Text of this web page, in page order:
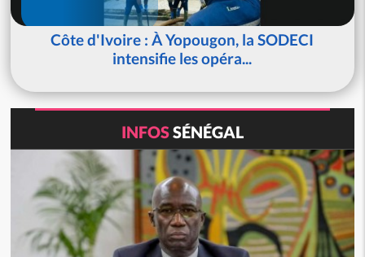
Côte d'Ivoire : À Yopougon, la SODECI
intensifie les opéra...
INFOSSÉNÉGAL